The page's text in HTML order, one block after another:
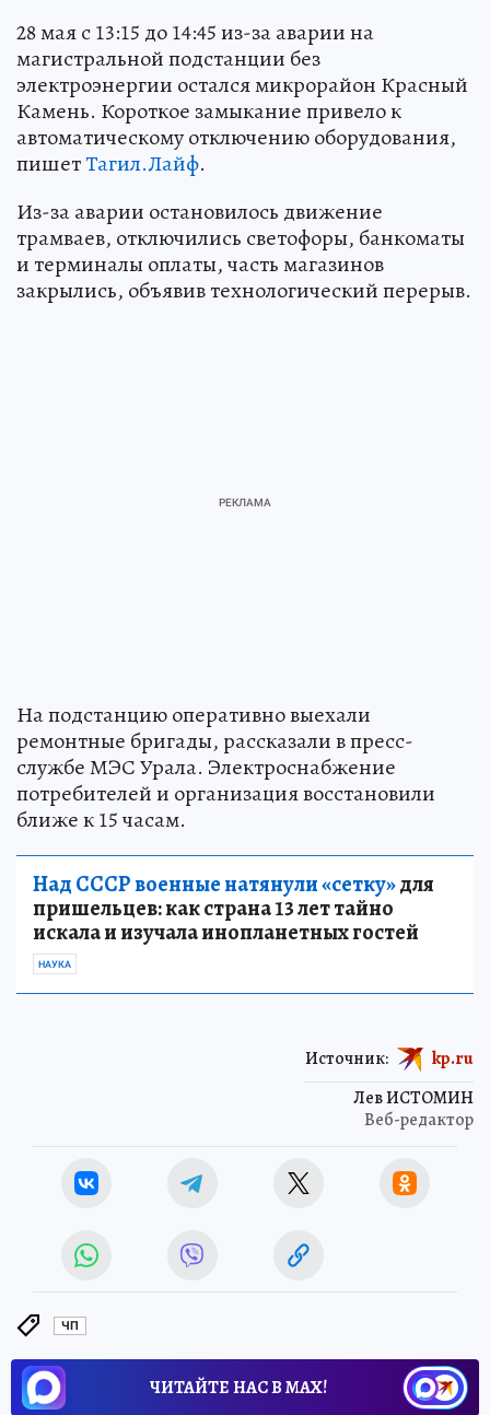
28 мая с 13:15 до 14:45 из-за аварии на
магистральной подстанции без
электроэнергии остался микрорайон Красный
Камень. Короткое замыкание привело к
автоматическому отключению оборудования,
пишетТагил.Лайф.
Из-за аварии остановилось движение
трамваев, отключились светофоры, банкоматы
и терминалы оплаты, часть магазинов
закрылись, объявив технологический перерыв.
На подстанцию оперативно выехали
ремонтные бригады, рассказали в пресс-
службе МЭС Урала. Электроснабжение
потребителей и организация восстановили
ближе к 15 часам.
Над СССР военные натянули «сетку»для
пришельцев: как страна 13 лет тайно
искала и изучала инопланетных гостей
НАУКА
Лев ИСТОМИН
Веб-редактор
Источник: kp.ru
ЧП
ЧИТАЙТЕ НАС В МАХ!